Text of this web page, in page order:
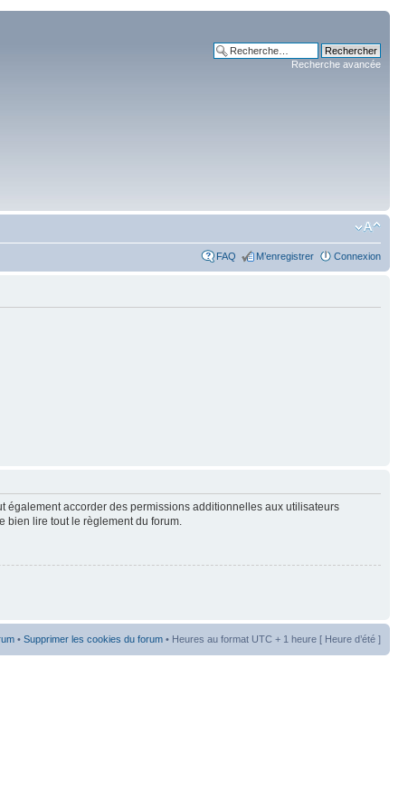
Recherche avancée
FAQ M’enregistrer Connexion
également accorder des permissions additionnelles aux utilisateurs
bien lire tout le règlement du forum.
• Supprimer les cookies du forum • Heures au format UTC + 1 heure [ Heure d’été ]